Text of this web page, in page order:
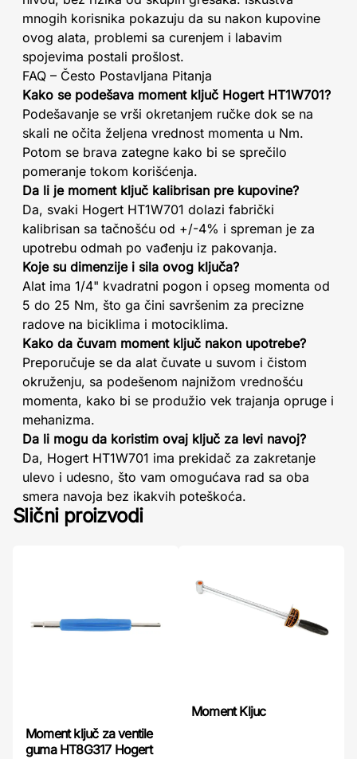
mnogih korisnika pokazuju da su nakon kupovine
ovog alata, problemi sa curenjem i labavim
spojevima postali prošlost.
FAQ – Često Postavljana Pitanja
Kako se podešava moment ključ Hogert HT1W701?
Podešavanje se vrši okretanjem ručke dok se na
skali ne očita željena vrednost momenta u Nm.
Potom se brava zategne kako bi se sprečilo
pomeranje tokom korišćenja.
Da li je moment ključ kalibrisan pre kupovine?
Da, svaki Hogert HT1W701 dolazi fabrički
kalibrisan sa tačnošću od +/-4% i spreman je za
upotrebu odmah po vađenju iz pakovanja.
Koje su dimenzije i sila ovog ključa?
Alat ima 1/4" kvadratni pogon i opseg momenta od
5 do 25 Nm, što ga čini savršenim za precizne
radove na biciklima i motociklima.
Kako da čuvam moment ključ nakon upotrebe?
Preporučuje se da alat čuvate u suvom i čistom
okruženju, sa podešenom najnižom vrednošću
momenta, kako bi se produžio vek trajanja opruge i
mehanizma.
Da li mogu da koristim ovaj ključ za levi navoj?
Da, Hogert HT1W701 ima prekidač za zakretanje
ulevo i udesno, što vam omogućava rad sa oba
smera navoja bez ikakvih poteškoća.
Slični proizvodi
Moment ključ za ventile
guma HT8G317 Hogert
Moment Kljuc